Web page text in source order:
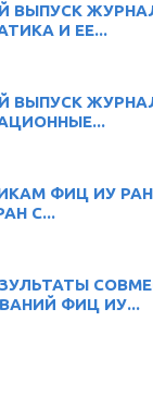
ВЫПУСК
И ЕЕ...
ВЫПУСК
ФИЦ ИУ
С...
ФИЦ ИУ...